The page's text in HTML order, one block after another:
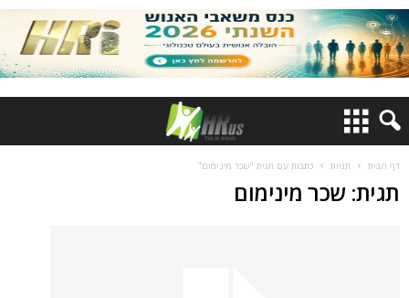
דף הבית תגיות כתבות עם תגית "שכר מינימום"
תגית: שכר מינימום